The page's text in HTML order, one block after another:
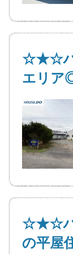
☆★☆ハ
エリア
☆★☆ハ
の平屋